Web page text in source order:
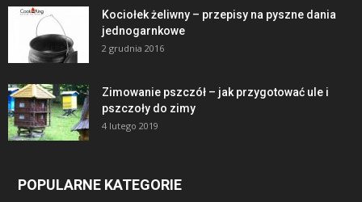
Kociołek żeliwny – przepisy na pyszne dania
jednogarnkowe
2 grudnia 2016
Zimowanie pszczół – jak przygotować ule i
pszczoły do zimy
4 lutego 2019
POPULARNE KATEGORIE